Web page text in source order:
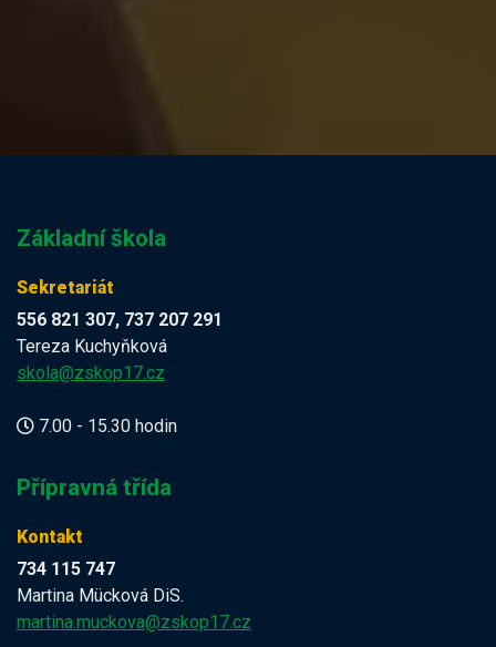
Základní škola
Sekretariát
556 821 307, 737 207 291
Tereza Kuchyňková
skola@zskop17.cz
7.00 - 15.30 hodin
Přípravná třída
Kontakt
734 115 747
Martina Mücková DiS.
martina.muckova@zskop17.cz